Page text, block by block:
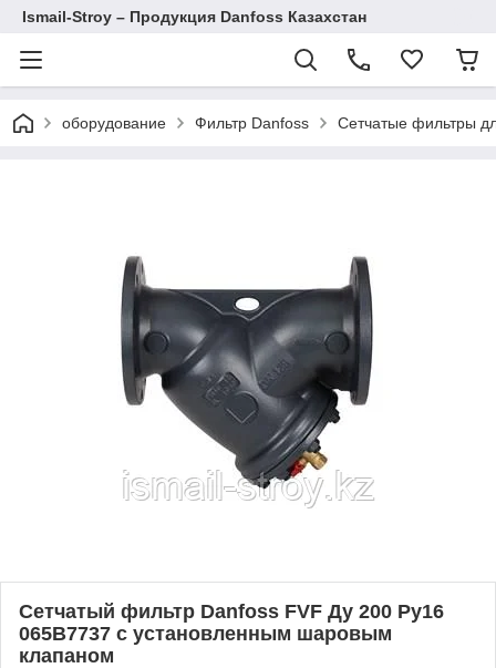
Ismail-Stroy – Продукция Danfoss Казахстан
оборудование Фильтр Danfoss Сетчатые фильтры
Сетчатый фильтр Danfoss FVF Ду 200 Ру16
065B7737 с установленным шаровым
клапаном